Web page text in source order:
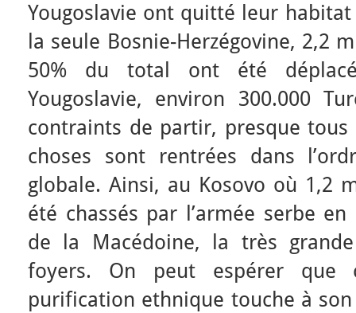
Yougoslavie ont quitté leur
la seule Bosnie-Herzégovine, 2,2
50% du total ont été
Yougoslavie, environ 300.000
contraints de partir, presque tous
choses sont rentrées dans
globale. Ainsi, au Kosovo où 1,2
été chassés par l’armée serbe
de la Macédoine, la très
foyers. On peut espérer que
purification ethnique touche à